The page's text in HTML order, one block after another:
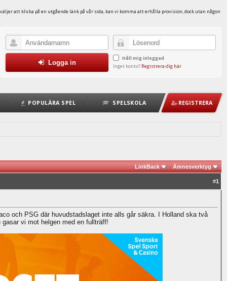
att klicka på en utgående länk på vår sida, kan vi komma att erhålla provision, dock utan någon
Håll mig inloggad
Inget konto? Registrera dig här
Logga in
POPULÄRA SPEL SPELSKOLA REGISTRERA
LinkBack Ämnesverktyg
#1
och PSG där huvudstadslaget inte alls går säkra. I Holland ska två
vi mot helgen med en fullträff!